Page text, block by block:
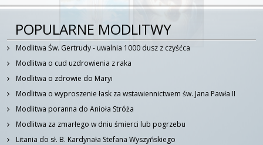
POPULARNE MODLITWY
Modlitwa Św. Gertrudy - uwalnia 1000 dusz z czyśćca
Modlitwa o cud uzdrowienia z raka
Modlitwa o zdrowie do Maryi
Modlitwa o wyproszenie łask za wstawiennictwem św. Jana Pawła II
Modlitwa poranna do Anioła Stróża
Modlitwa za zmarłego w dniu śmierci lub pogrzebu
Litania do sł. B. Kardynała Stefana Wyszyńskiego